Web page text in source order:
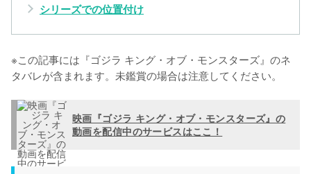
シリーズでの位置付け
※この記事には『ゴジラ キング・オブ・モンスターズ』のネ
タバレが含まれます。未鑑賞の場合は注意してください。
映画『ゴジラ キング・オブ・モンスターズ』の
動画を配信中のサービスはここ！